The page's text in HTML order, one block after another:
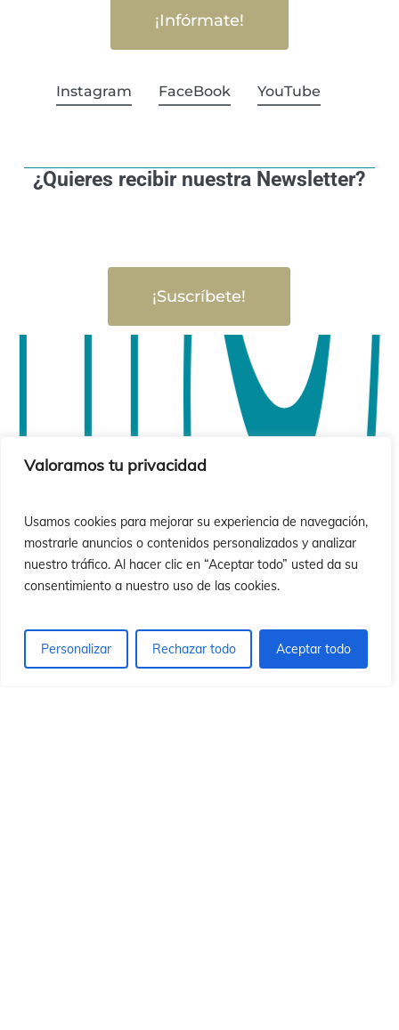
Valoramos tu privacidad
Usamos cookies para mejorar su experiencia de navegación,
mostrarle anuncios o contenidos personalizados y analizar
nuestro tráfico. Al hacer clic en “Aceptar todo” usted da su
consentimiento a nuestro uso de las cookies.
Personalizar Rechazar todo Aceptar todo
¡Infórmate!
Instagram FaceBook YouTube
¿Quieres recibir nuestra Newsletter?
¡Suscríbete!